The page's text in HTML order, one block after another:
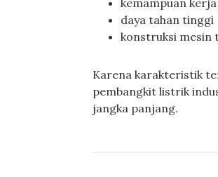
kemampuan
daya tahan tinggi
konstruksi mesin
Karena karakteristik
pembangkit listrik
jangka panjang.